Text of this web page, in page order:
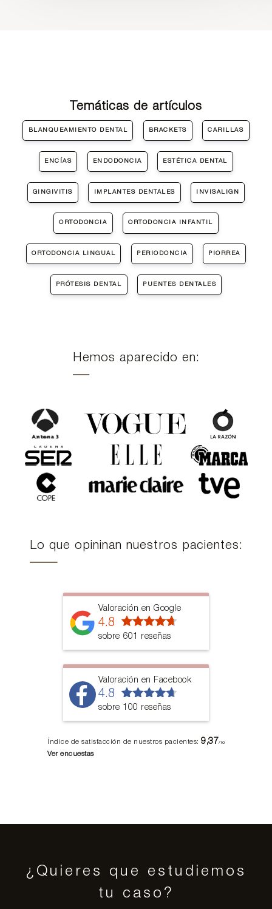
Temáticas de artículos
BLANQUEAMIENTO DENTAL BRACKETS CARILLAS
ENCÍAS ENDODONCIA ESTÉTICA DENTAL
GINGIVITIS IMPLANTES DENTALES INVISALIGN
ORTODONCIA ORTODONCIA INFANTIL
ORTODONCIA LINGUAL PERIODONCIA PIORREA
PRÓTESIS DENTAL PUENTES DENTALES
Hemos aparecido en:
Lo que opininan nuestros pacientes:
Valoración en Google
4.8
sobre 601 reseñas
Valoración en Facebook
4.8
sobre 100 reseñas
Índice de satisfacción de nuestros pacientes:9,37/10
Ver encuestas
¿Quieres que estudiemos
tu caso?